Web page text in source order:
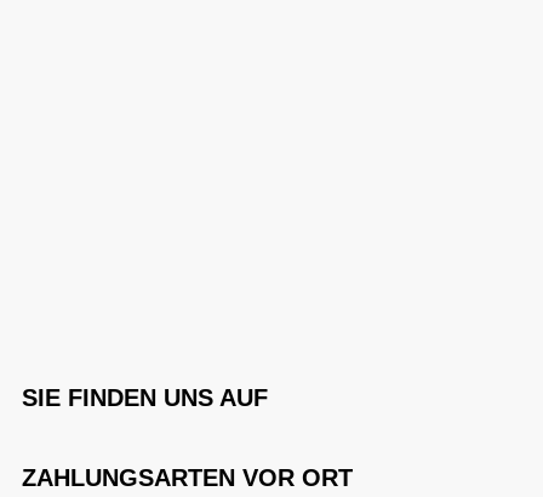
SIE FINDEN UNS AUF
ZAHLUNGSARTEN VOR ORT